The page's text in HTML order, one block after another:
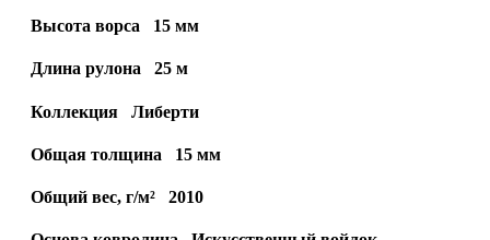
Высота ворса 15 мм
Длина рулона 25 м
Коллекция Либерти
Общая толщина 15 мм
Общий вес, г/м² 2010